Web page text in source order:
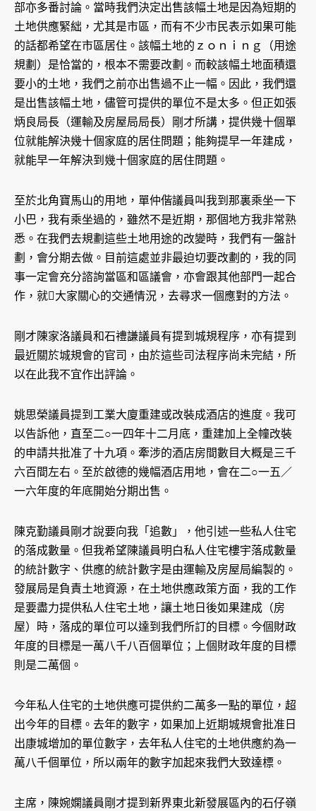
部亦多番討論。當時我們決定出售該幅土地是因為短期的
土地供應緊絀，尤其是市區，而有不少市民表示如果可能
的話都希望在市區居住。該幅土地的ｚｏｎｉｎｇ（用途
規劃）是恰當的，根本不需要改劃。而較該幅土地面積還
要小的土地，我們之前亦出售過不止一幅。因此，我們還
是出售該幅土地，儘管可提供的單位不是太多。但正如張
炳良局長（運輸及房屋局局長）剛才所講，提供幾十個單
位就能解決幾十個家庭的居住問題；能夠提早一年建成，
就能早一年解決到幾十個家庭的居住問題。
至於北角寶馬山的用地，單仲偕議員叫我到那裏乘坐一下
小巴，我有乘坐過的，雖然不是近期，那個地方我非常熟
悉。在我們去規劃這些土地用途的改變時，我們有一盤計
劃，會分期去做。目前這處並非最迫切要改劃的，我的同
事一定會充分諮詢當區和區議會，亦會跟其他部門一起合
作，就大家關心的交通情況，去尋求一個應對的方法。
剛才陳家洛議員和石禮謙議員有提到城規程序，亦有提到
最近關於城規會的官司，由於這些司法程序尚未完結，所
以在此我不宜作出評論。
姚思榮議員提到工業大廈重建或改裝成酒店的進度。我可
以告訴他，直至二○一四年十二月底，重建加上全幢改裝
的申請共批准了十九項。牽涉的酒店房間數目大概是三千
六百間左右。至於啟德的幾幅酒店用地，會在二○一五／
一六年度的年底開始分期出售。
陳克勤議員剛才說要向我「追數」，他引述一些私人住宅
的落成數量。但我希望陳議員明白私人住宅樓宇落成數量
的統計數字、供應的統計數字是由運輸及房屋局編製的。
發展局是負責土地資源，在土地供應政策方面，我的工作
是要盡力提供私人住宅土地，讓土地日後如果建成（房
屋）時，落成的單位可以達到我們所訂的目標。今個財政
年度的目標是一萬八千八百個單位；上個財政年度的目標
則是二萬個。
今年私人住宅的土地供應可提供約二萬多一點的單位，超
出今年的目標。去年的數字，如果加上近期城規會批准日
出康城增加的單位數字，去年私人住宅的土地供應約為一
萬八千個單位，所以兩年的數字加起來我們大致達標。
主席，陳婉嫻議員剛才提到新界東北新發展區內的石仔嶺